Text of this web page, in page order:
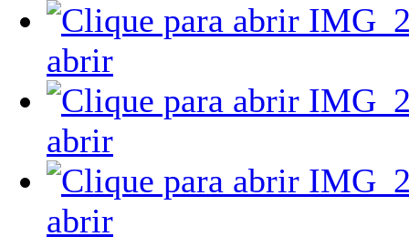
abrir
abrir
abrir